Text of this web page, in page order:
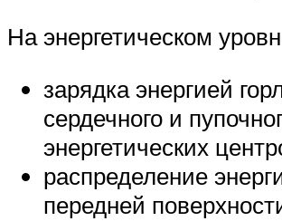
На энергетическом
зарядка энергией
сердечного и
энергетических
распределение
передней